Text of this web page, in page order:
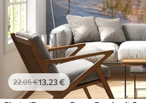
22.05€13 .23€